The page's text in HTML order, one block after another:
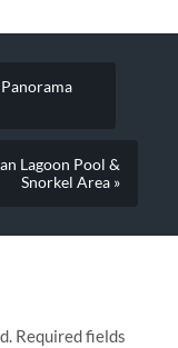
Lagoon Pool &
Snorkel Area »
Required fields